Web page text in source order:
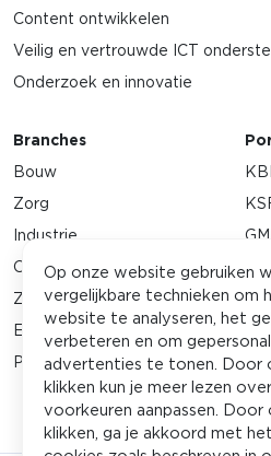
Content ontwikkelen
Veilig en vertrouwde ICT
Onderzoek en innovatie
Branches
Bouw
Zorg
Industrie
Orde & veiligheid
Zakelijke dienstverlening
Energie
Petrochemie
Op onze website gebruiken
vergelijkbare technieken om
website te analyseren, het
verbeteren en om
advertenties te tonen. Door
klikken kun je meer lezen
voorkeuren aanpassen. Door
klikken, ga je akkoord met